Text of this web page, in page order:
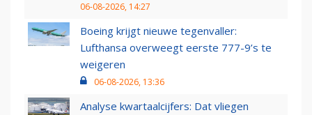
06-08-2026, 14:27
Boeing krijgt nieuwe tegenvaller:
Lufthansa overweegt eerste 777-9’s te
weigeren
06-08-2026, 13:36
Analyse kwartaalcijfers: Dat vliegen